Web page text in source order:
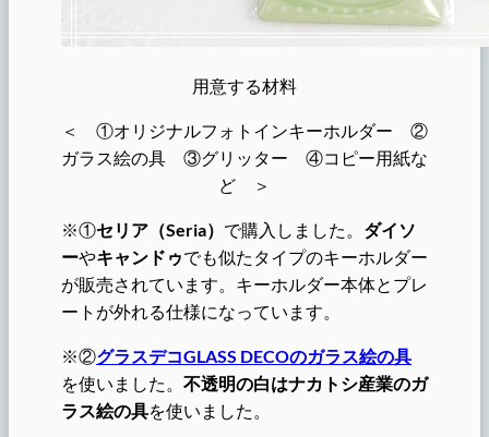
用意する材料
＜ ①オリジナルフォトインキーホルダー ②
ガラス絵の具 ③グリッター ④コピー用紙な
ど ＞
※①セリア（Seria） で購入しました。 ダイソ
ーやキャンドゥでも似たタイプのキーホルダー
が販売されています。キーホルダー本体とプレ
ートが外れる仕様になっています。
※②グラスデコGLASS DECOのガラス絵の具
を使いました。 不透明の白はナカトシ産業のガ
ラス絵の具を使いました。